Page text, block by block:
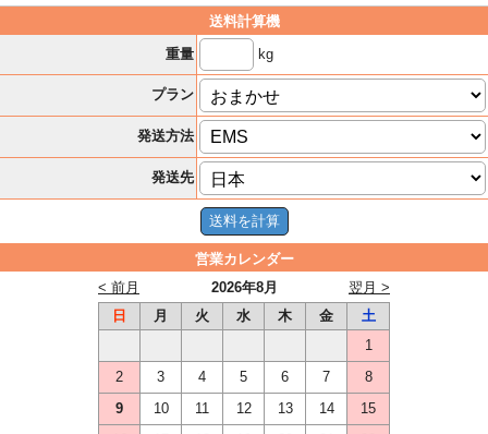
送料計算機
重量
kg
プラン
発送方法
発送先
営業カレンダー
2026年8月
< 前月
翌月 >
日
月 火 水 木 金
土
1
2
3 4 5 6 7
8
9
10 11 12 13 14
15